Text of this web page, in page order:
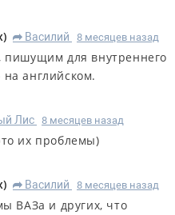
) R Василий 8 месяцев назад
пишущим для внутреннего
английском.
Лис 8 месяцев назад
их проблемы)
) R Василий 8 месяцев назад
ВАЗа и других, что